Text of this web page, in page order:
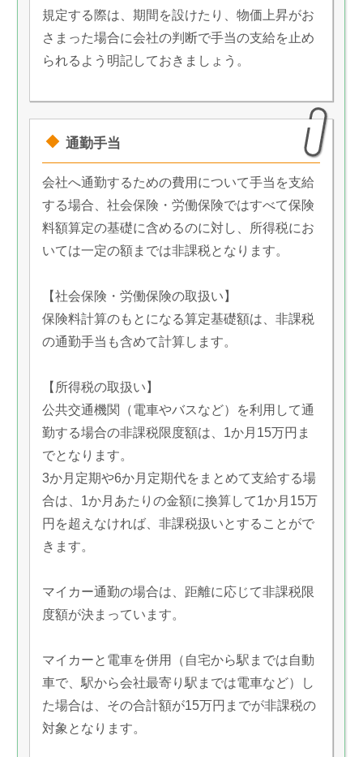
規定する際は、期間を設けたり、物価上昇がお
さまった場合に会社の判断で手当の支給を止め
られるよう明記しておきましょう。
通勤手当
会社へ通勤するための費用について手当を支給
する場合、社会保険・労働保険ではすべて保険
料額算定の基礎に含めるのに対し、所得税にお
いては一定の額までは非課税となります。
【社会保険・労働保険の取扱い】
保険料計算のもとになる算定基礎額は、非課税
の通勤手当も含めて計算します。
【所得税の取扱い】
公共交通機関（電車やバスなど）を利用して通
勤する場合の非課税限度額は、1か月15万円ま
でとなります。
3か月定期や6か月定期代をまとめて支給する場
合は、1か月あたりの金額に換算して1か月15万
円を超えなければ、非課税扱いとすることがで
きます。
マイカー通勤の場合は、距離に応じて非課税限
度額が決まっています。
マイカーと電車を併用（自宅から駅までは自動
車で、駅から会社最寄り駅までは電車など）し
た場合は、その合計額が15万円までが非課税の
対象となります。